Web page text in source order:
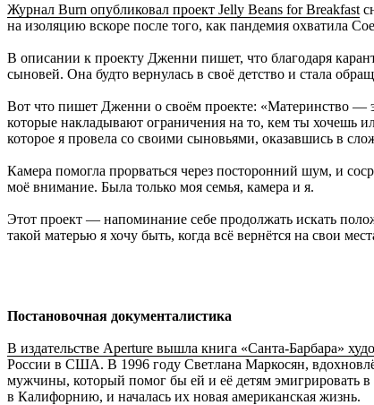
Журнал Burn опубликовал проект Jelly Beans for Breakfast
на изоляцию вскоре после того, как пандемия охватила
В описании к проекту Дженни пишет, что благодаря
сыновей. Она будто вернулась в своё детство и стала
Вот что пишет Дженни о своём проекте: «Материнство —
которые накладывают ограничения на то, кем ты хочешь
которое я провела со своими сыновьями, оказавшись в
Камера помогла прорваться через посторонний шум, и
моё внимание. Была только моя семья, камера и я.
Этот проект — напоминание себе продолжать искать
такой матерью я хочу быть, когда всё вернётся на свои
Постановочная документалистика
В издательстве Aperture вышла книга «Санта-Барбара»
России в США. В 1996 году Светлана Маркосян,
мужчины, который помог бы ей и её детям
в Калифорнию, и началась их новая американская жизнь.